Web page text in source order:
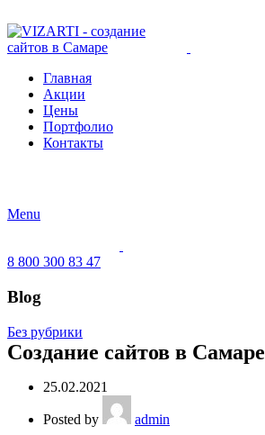
Главная
Акции
Цены
Портфолио
Контакты
Menu
8 800 300 83 47
Blog
Без рубрики
Создание сайтов в Самаре
25.02.2021
Posted by admin